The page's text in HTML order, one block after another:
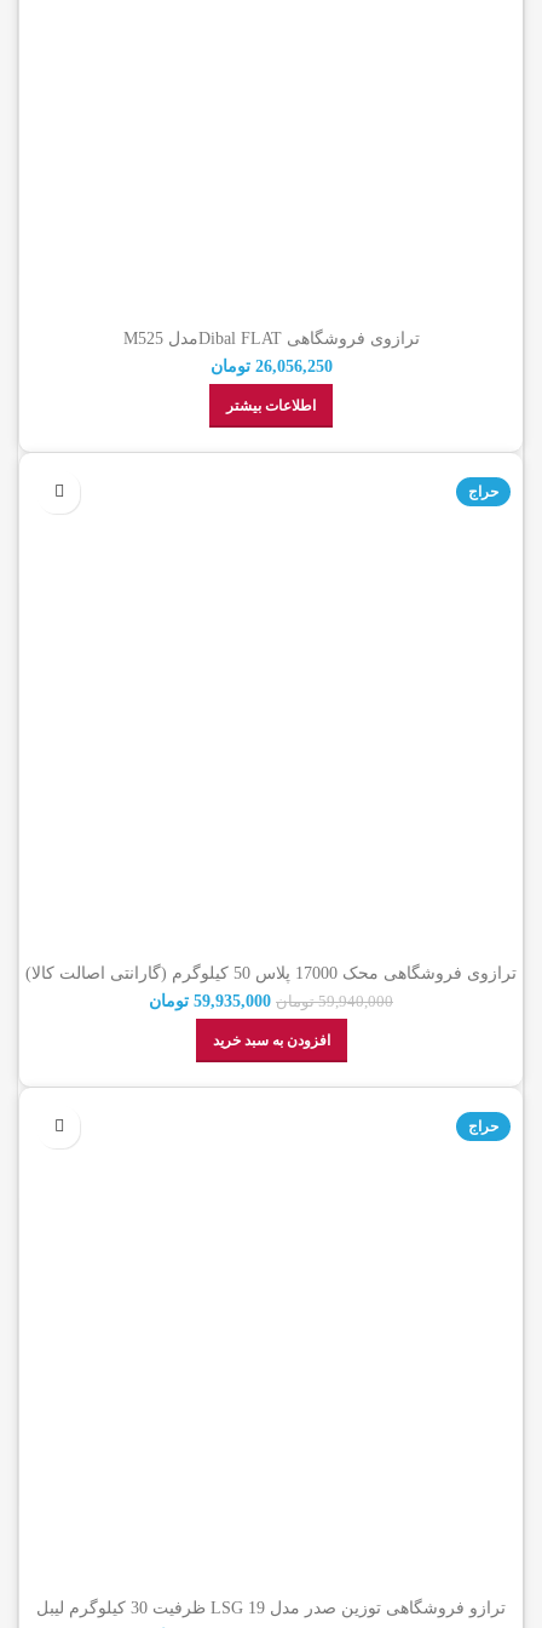
ترازوی فروشگاهی Dibal FLATمدل M525
26,056,250 تومان
اطلاعات بیشتر
حراج
ترازوی فروشگاهی محک 17000 پلاس 50 کیلوگرم (گارانتی اصالت کالا)
59,940,000 تومان 59,935,000 تومان
افزودن به سبد خرید
حراج
ترازو فروشگاهی توزین صدر مدل LSG 19 ظرفیت 30 کیلوگرم لیبل